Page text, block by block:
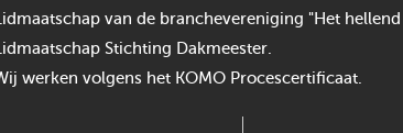
Lidmaatschap van de branchevereniging "Het hellend
Lidmaatschap Stichting Dakmeester.
werken volgens het KOMO Procescertificaat.